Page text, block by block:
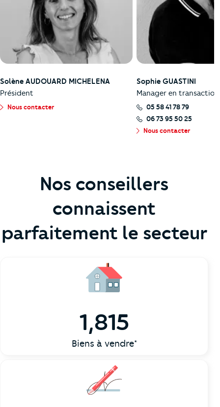
Solène AUDOUARD MICHELENA
Président
Nous contacter
Sophie GUASTINI
Manager en transaction
05 58 41 78 79
06 73 95 50 25
Nous contacter
Nos conseillers
connaissent
parfaitement le secteur
1,815
Biens à vendre*